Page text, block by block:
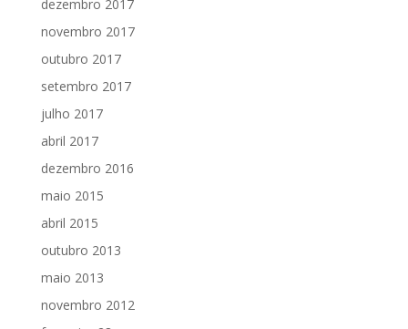
dezembro 2017
novembro 2017
outubro 2017
setembro 2017
julho 2017
abril 2017
dezembro 2016
maio 2015
abril 2015
outubro 2013
maio 2013
novembro 2012